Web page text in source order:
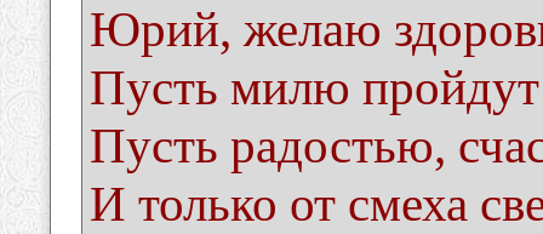
Юрий, желаю
Пусть милю пройдут
Пусть радостью,
И только от смеха